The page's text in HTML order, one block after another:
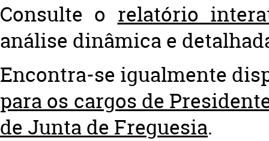
Consulte o relatório
análise dinâmica e
Encontra-se igualmente
para os cargos de
de Junta de Freguesia.